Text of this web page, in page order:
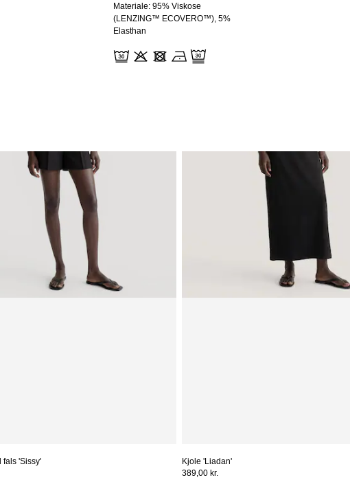
Materiale: 95% Viskose
(LENZING™ ECOVERO™), 5%
Elasthan
fals 'Sissy'
Kjole 'Liadan'
389,00 kr.